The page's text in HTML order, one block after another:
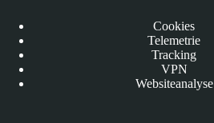
Cookies
Telemetrie
Tracking
VPN
Websiteanalyse